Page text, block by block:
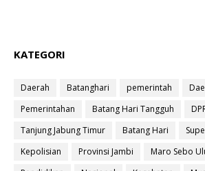
KATEGORI
Daerah Batanghari pemerintah
Pemerintahan
Batang Hari Tangguh
Tanjung Jabung Timur
Batang Hari
Kepolisian
Provinsi Jambi Maro Sebo